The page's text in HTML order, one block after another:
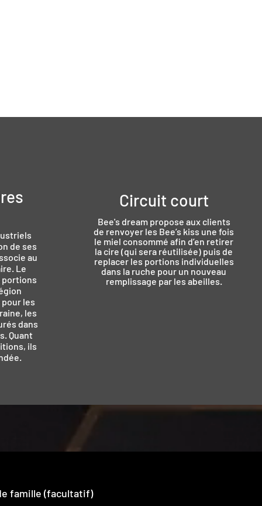
de ses
au
Le
portions
les
les
dans
Quant
ils
Circuit court
Bee's dream propose aux clients
de renvoyer les Bee’s kiss une fois
le miel consommé afin d’en retirer
la cire (qui sera réutilisée) puis de
replacer les portions individuelles
dans la ruche pour un nouveau
remplissage par les abeilles.
famille (facultatif)